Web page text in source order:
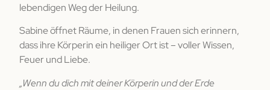
lebendigen Weg der Heilung.
Sabine öffnet Räume, in denen Frauen sich erinnern,
dass ihre Körperin ein heiliger Ort ist – voller Wissen,
Feuer und Liebe.
„Wenn du dich mit deiner Körperin und der Erde